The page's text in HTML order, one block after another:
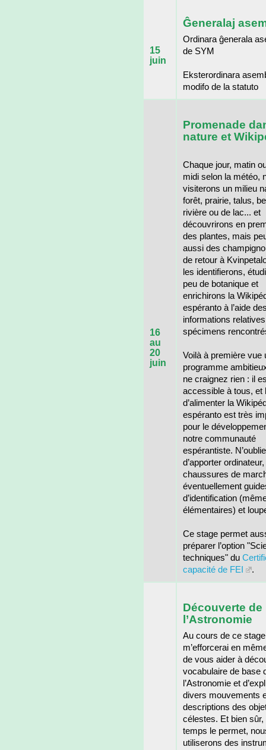
15
juin
Ĝeneralaj
Ordinara ĝenerala
de SYM
Eksterordinara
modifo de la statuto
16
au
20
juin
Promenade
nature et
Chaque jour, matin
midi selon la météo,
visiterons un milieu
forêt, prairie, talus,
rivière ou de lac... et
découvrirons en
des plantes, mais
aussi des
de retour à
les identifierons,
peu de botanique et
enrichirons la
espéranto à l’aide
informations
spécimens
Voilà à première vue
programme
ne craignez rien : il
accessible à tous, et
d’alimenter la
espéranto est très
pour le
notre communauté
espérantiste.
d’apporter ordinateur,
chaussures de
éventuellement
d’identification
élémentaires) et
Ce stage permet
préparer l’option
techniques" du
capacité de FEI
.
Découverte de
l’Astronomie
Au cours de ce
m’efforcerai en
de vous aider à
vocabulaire de base
l’Astronomie et
divers mouvements
descriptions des
célestes. Et bien sûr,
temps le permet,
utiliserons des